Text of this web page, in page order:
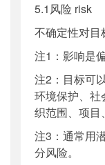
5.1风险 risk
不确定性对目
注1：影响是
注2：目标可
环境保护、社
织范围、项目
注3：通常用
分风险。